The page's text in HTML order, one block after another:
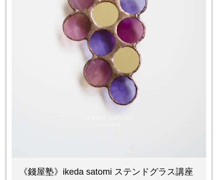
《錢屋塾》ikeda satomi ステンドグラス講座